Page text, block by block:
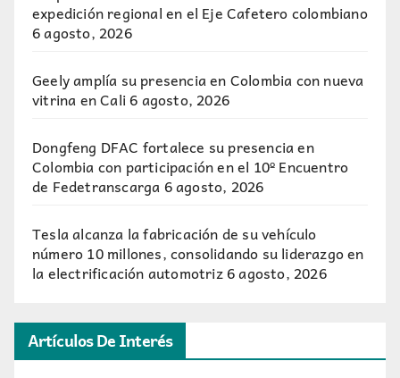
expedición regional en el Eje Cafetero colombiano
6 agosto, 2026
Geely amplía su presencia en Colombia con nueva
vitrina en Cali 6 agosto, 2026
Dongfeng DFAC fortalece su presencia en
Colombia con participación en el 10º Encuentro
de Fedetranscarga6 agosto, 2026
Tesla alcanza la fabricación de su vehículo
número 10 millones, consolidando su liderazgo en
la electrificación automotriz6 agosto, 2026
Artículos De Interés